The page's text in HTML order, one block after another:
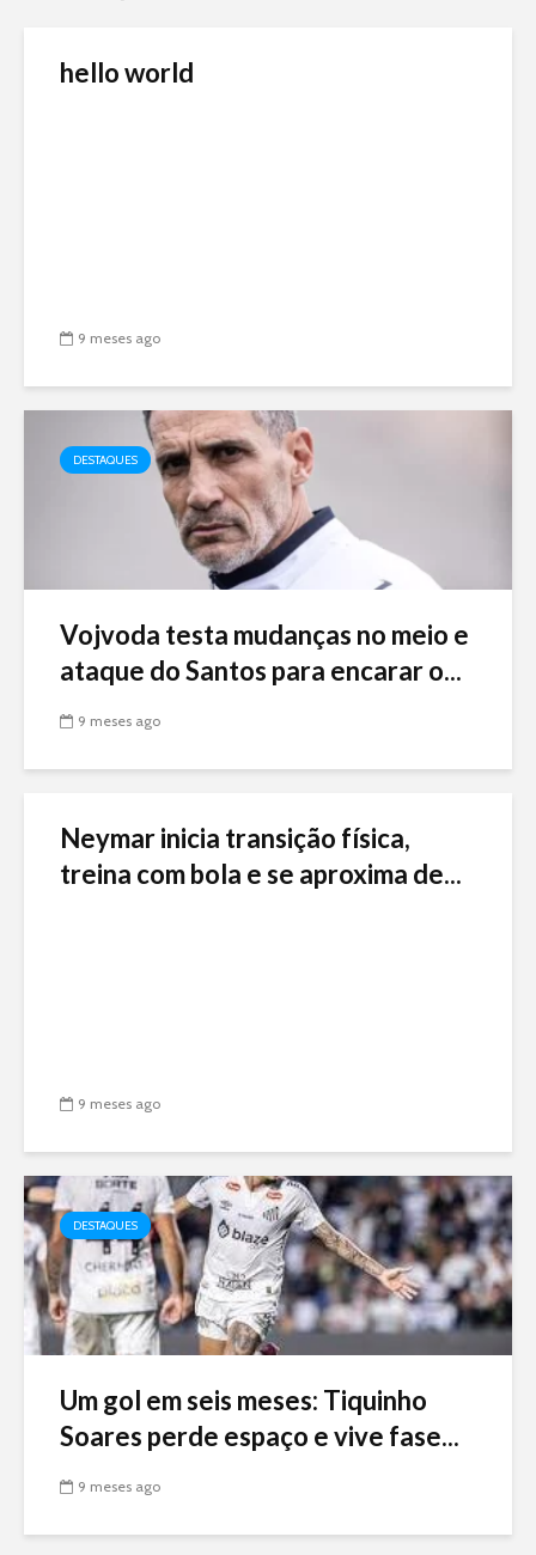
hello world
9 meses ago
DESTAQUES
Vojvoda testa mudanças no meio e
ataque do Santos para encarar o...
9 meses ago
Neymar inicia transição física,
treina com bola e se aproxima de...
9 meses ago
DESTAQUES
Um gol em seis meses: Tiquinho
Soares perde espaço e vive fase...
9 meses ago